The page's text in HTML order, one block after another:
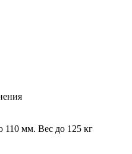
110 мм. Вес до 125 кг